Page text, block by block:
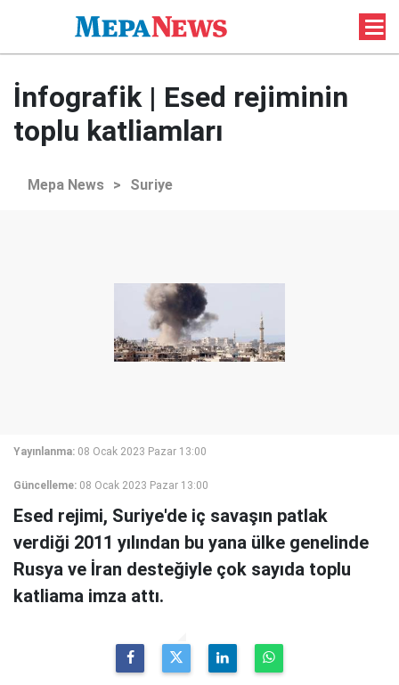
İnfografik | Esed rejiminin
toplu katliamları
Mepa News > Suriye
Yayınlanma: 08 Ocak 2023 Pazar 13:00
Güncelleme: 08 Ocak 2023 Pazar 13:00
Esed rejimi, Suriye'de iç savaşın patlak
verdiği 2011 yılından bu yana ülke genelinde
Rusya ve İran desteğiyle çok sayıda toplu
katliama imza attı.